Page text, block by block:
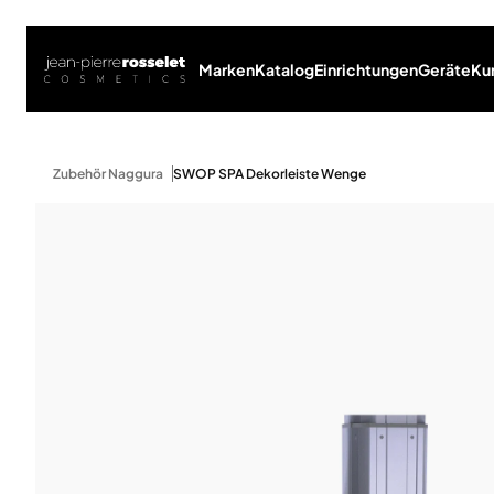
MarkenKatalogEinrichtungenGeräte
Zubehör Naggura SWOP SPA Dekorleiste Wenge